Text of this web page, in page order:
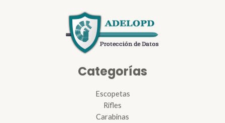
Categorías
Escopetas
Rifles
Carabinas